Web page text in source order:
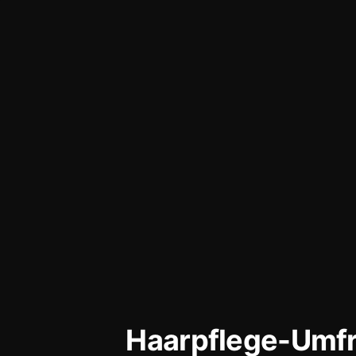
Haarpflege-